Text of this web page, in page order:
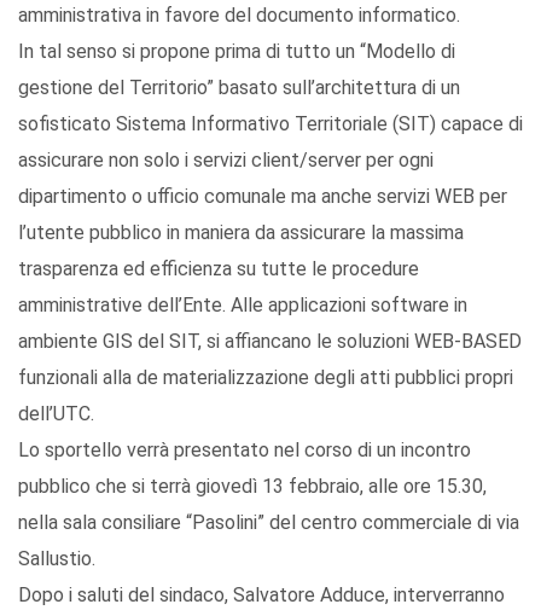
amministrativa in favore del documento informatico.
In tal senso si propone prima di tutto un “Modello di
gestione del Territorio” basato sull’architettura di un
sofisticato Sistema Informativo Territoriale (SIT) capace di
assicurare non solo i servizi client/server per ogni
dipartimento o ufficio comunale ma anche servizi WEB per
l’utente pubblico in maniera da assicurare la massima
trasparenza ed efficienza su tutte le procedure
amministrative dell’Ente. Alle applicazioni software in
ambiente GIS del SIT, si affiancano le soluzioni WEB-BASED
funzionali alla de materializzazione degli atti pubblici propri
dell’UTC.
Lo sportello verrà presentato nel corso di un incontro
pubblico che si terrà giovedì 13 febbraio, alle ore 15.30,
nella sala consiliare “Pasolini” del centro commerciale di via
Sallustio.
Dopo i saluti del sindaco, Salvatore Adduce, interverranno